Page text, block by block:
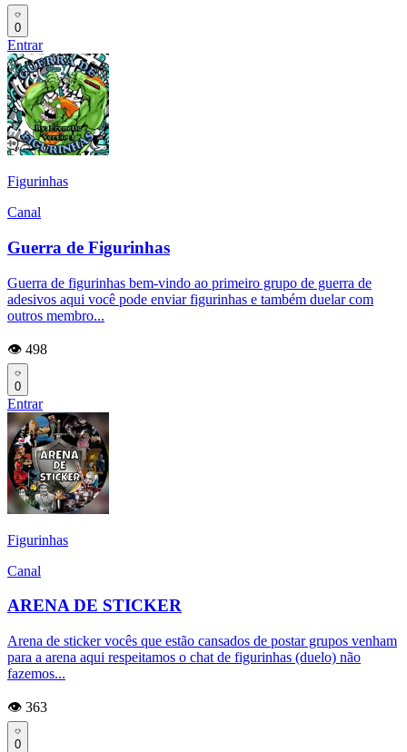
0
Entrar
Figurinhas
Canal
Guerra de Figurinhas
Guerra de figurinhas bem-vindo ao primeiro grupo de guerra de
adesivos aqui você pode enviar figurinhas e também duelar com
outros membro...
👁️ 498
0
Entrar
Figurinhas
Canal
ARENA DE STICKER
Arena de sticker vocês que estão cansados de postar grupos venham
para a arena aqui respeitamos o chat de figurinhas (duelo) não
fazemos...
👁️ 363
0